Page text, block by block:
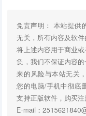
免责声明： 本站提供
无关，所有内容及软
将上述内容用于商业
负，我们不保证内容
来的风险与本站无关
您的电脑/手机中彻底
支持正版软件，购买
E-mail：